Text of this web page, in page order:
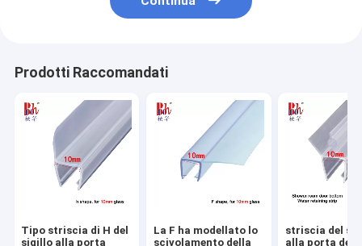
Prodotti Raccomandati
Tipo striscia di H del
sigillo alla porta
La F ha modellato lo
scivolamento della
striscia del
alla porta